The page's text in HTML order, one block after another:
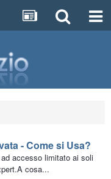
- Come si Usa?
accesso limitato ai soli
cosa...